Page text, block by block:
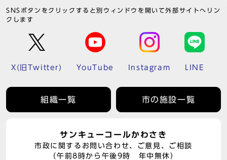
SNSボタンをクリックすると別ウィンドウを開いて外部サイトへリン
クします
X(旧Twitter) YouTube Instagram LINE
組織一覧 市の施設一覧
サンキューコールかわさき
市政に関するお問い合わせ、ご意見、ご相談
（午前8時から午後9時 年中無休）